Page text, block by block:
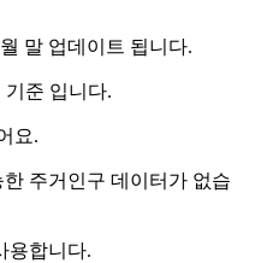
말 업데이트 됩니다.
기준 입니다.
요.
주거인구 데이터가 없습
용합니다.